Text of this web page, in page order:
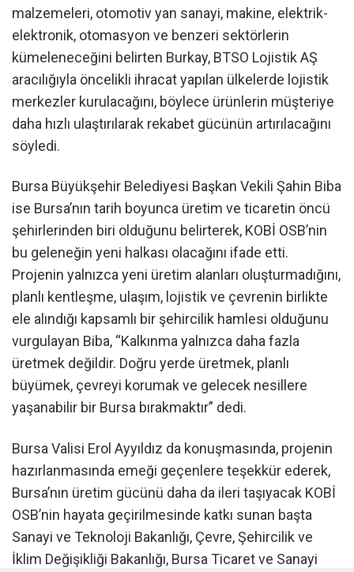
malzemeleri, otomotiv yan sanayi, makine, elektrik-
elektronik, otomasyon ve benzeri sektörlerin
kümeleneceğini belirten Burkay, BTSO Lojistik AŞ
aracılığıyla öncelikli ihracat yapılan ülkelerde lojistik
merkezler kurulacağını, böylece ürünlerin müşteriye
daha hızlı ulaştırılarak rekabet gücünün artırılacağını
söyledi.
Bursa Büyükşehir Belediyesi Başkan Vekili Şahin Biba
ise Bursa’nın tarih boyunca üretim ve ticaretin öncü
şehirlerinden biri olduğunu belirterek, KOBİ OSB’nin
bu geleneğin yeni halkası olacağını ifade etti.
Projenin yalnızca yeni üretim alanları oluşturmadığını,
planlı kentleşme, ulaşım, lojistik ve çevrenin birlikte
ele alındığı kapsamlı bir şehircilik hamlesi olduğunu
vurgulayan Biba, “Kalkınma yalnızca daha fazla
üretmek değildir. Doğru yerde üretmek, planlı
büyümek, çevreyi korumak ve gelecek nesillere
yaşanabilir bir Bursa bırakmaktır” dedi.
Bursa Valisi Erol Ayyıldız da konuşmasında, projenin
hazırlanmasında emeği geçenlere teşekkür ederek,
Bursa’nın üretim gücünü daha da ileri taşıyacak KOBİ
OSB’nin hayata geçirilmesinde katkı sunan başta
Sanayi ve Teknoloji Bakanlığı, Çevre, Şehircilik ve
İklim Değişikliği Bakanlığı, Bursa Ticaret ve Sanayi